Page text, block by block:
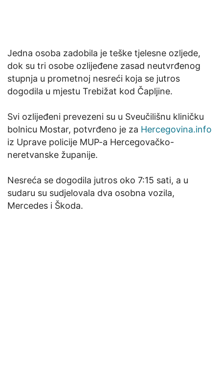
Jedna osoba zadobila je teške tjelesne ozljede,
dok su tri osobe ozlijeđene zasad neutvrđenog
stupnja u prometnoj nesreći koja se jutros
dogodila u mjestu Trebižat kod Čapljine.
Svi ozlijeđeni prevezeni su u Sveučilišnu kliničku
bolnicu Mostar, potvrđeno je za Hercegovina.info
iz Uprave policije MUP-a Hercegovačko-
neretvanske županije.
Nesreća se dogodila jutros oko 7:15 sati, a u
sudaru su sudjelovala dva osobna vozila,
Mercedes i Škoda.